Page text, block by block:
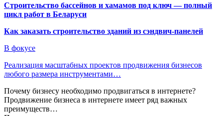
Строительство бассейнов и хамамов под ключ — полный
цикл работ в Беларуси
Как заказать строительство зданий из сэндвич-панелей
В фокусе
Реализация масштабных проектов продвижения бизнесов
любого размера инструментами…
Почему бизнесу необходимо продвигаться в интернете?
Продвижение бизнеса в интернете имеет ряд важных
преимуществ…